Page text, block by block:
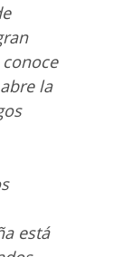
la
está